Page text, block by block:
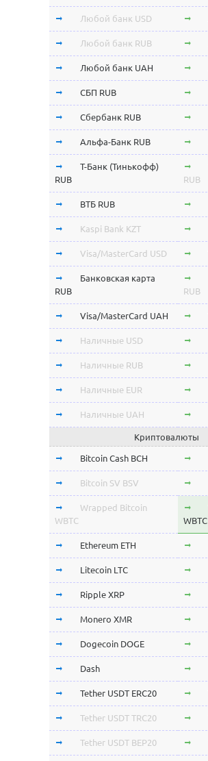
Любой банк USD
Любой банк RUB
Любой банк UAH
СБП RUB
Сбербанк RUB
Альфа-Банк RUB
Т-Банк (Тинькофф)
RUB
RUB
ВТБ RUB
Kaspi Bank KZT
Visa/MasterCard USD
Банковская карта
RUB
RUB
Visa/MasterCard UAH
Наличные USD
Наличные RUB
Наличные EUR
Наличные UAH
Криптовалюты
Bitcoin Cash BCH
Bitcoin SV BSV
Wrapped Bitcoin
WBTC
WBTC
Ethereum ETH
Litecoin LTC
Ripple XRP
Monero XMR
Dogecoin DOGE
Dash
Tether USDT ERC20
Tether USDT TRC20
Tether USDT BEP20